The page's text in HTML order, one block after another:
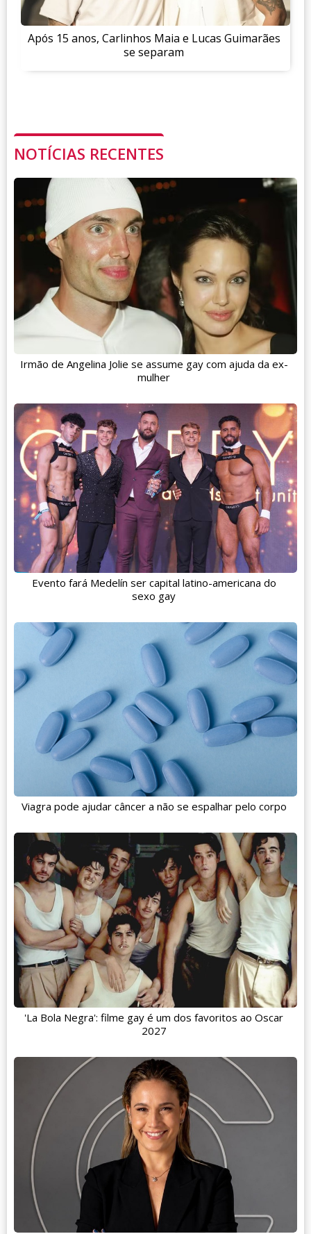
Após 15 anos, Carlinhos Maia e Lucas Guimarães
se separam
NOTÍCIAS RECENTES
Irmão de Angelina Jolie se assume gay com ajuda da ex-
mulher
Evento fará Medelín ser capital latino-americana do
sexo gay
Viagra pode ajudar câncer a não se espalhar pelo corpo
'La Bola Negra': filme gay é um dos favoritos ao Oscar
2027